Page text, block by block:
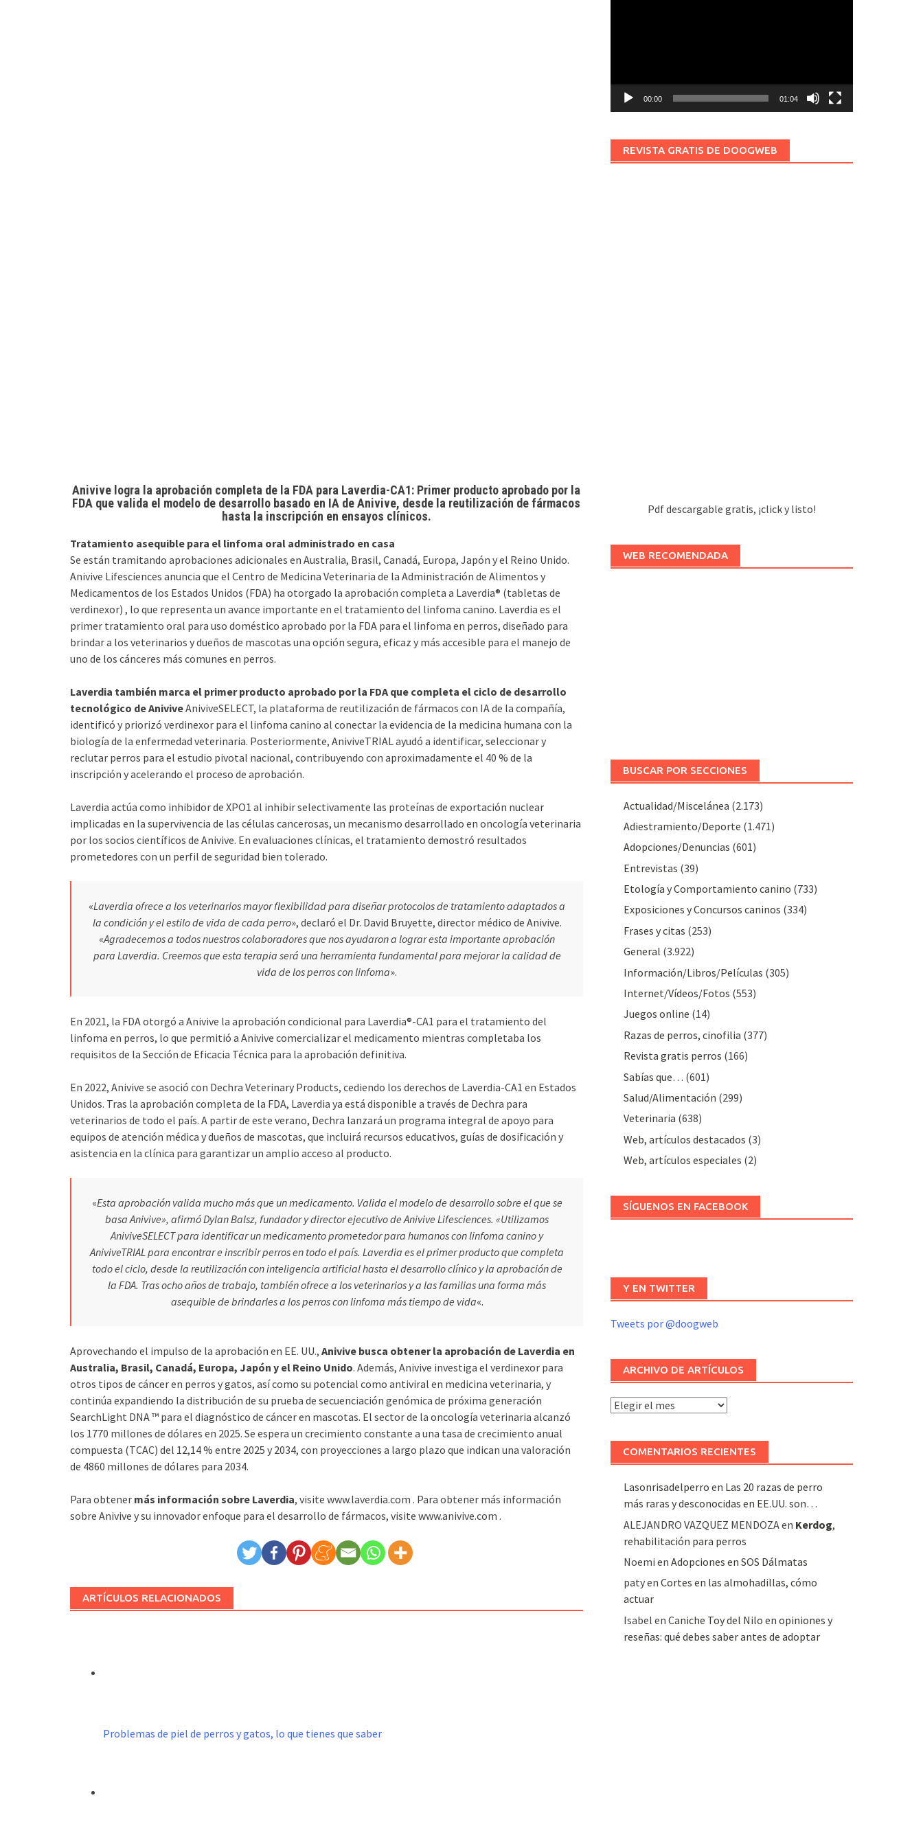
Anivive logra la aprobación completa de la FDA para Laverdia-CA1: Primer producto aprobado por la
FDA que valida el modelo de desarrollo basado en IA de Anivive, desde la reutilización de fármacos
hasta la inscripción en ensayos clínicos.
Tratamiento asequible para el linfoma oral administrado en casa
Se están tramitando aprobaciones adicionales en Australia, Brasil, Canadá, Europa, Japón y el Reino Unido.
Anivive Lifesciences anuncia que el Centro de Medicina Veterinaria de la Administración de Alimentos y
Medicamentos de los Estados Unidos (FDA) ha otorgado la aprobación completa a Laverdia® (tabletas de
verdinexor) , lo que representa un avance importante en el tratamiento del linfoma canino. Laverdia es el
primer tratamiento oral para uso doméstico aprobado por la FDA para el linfoma en perros, diseñado para
brindar a los veterinarios y dueños de mascotas una opción segura, eficaz y más accesible para el manejo de
uno de los cánceres más comunes en perros.
Laverdia también marca el primer producto aprobado por la FDA que completa el ciclo de desarrollo
tecnológico de AniviveAniviveSELECT, la plataforma de reutilización de fármacos con IA de la compañía,
identificó y priorizó verdinexor para el linfoma canino al conectar la evidencia de la medicina humana con la
biología de la enfermedad veterinaria. Posteriormente, AniviveTRIAL ayudó a identificar, seleccionar y
reclutar perros para el estudio pivotal nacional, contribuyendo con aproximadamente el 40 % de la
inscripción y acelerando el proceso de aprobación.
Laverdia actúa como inhibidor de XPO1 al inhibir selectivamente las proteínas de exportación nuclear
implicadas en la supervivencia de las células cancerosas, un mecanismo desarrollado en oncología veterinaria
por los socios científicos de Anivive. En evaluaciones clínicas, el tratamiento demostró resultados
prometedores con un perfil de seguridad bien tolerado.
«Laverdia ofrece a los veterinarios mayor flexibilidad para diseñar protocolos de tratamiento adaptados a
la condición y el estilo de vida de cada perro», declaró el Dr. David Bruyette, director médico de Anivive.
«Agradecemos a todos nuestros colaboradores que nos ayudaron a lograr esta importante aprobación
para Laverdia. Creemos que esta terapia será una herramienta fundamental para mejorar la calidad de
vida de los perros con linfoma».
En 2021, la FDA otorgó a Anivive la aprobación condicional para Laverdia®-CA1 para el tratamiento del
linfoma en perros, lo que permitió a Anivive comercializar el medicamento mientras completaba los
requisitos de la Sección de Eficacia Técnica para la aprobación definitiva.
En 2022, Anivive se asoció con Dechra Veterinary Products, cediendo los derechos de Laverdia-CA1 en Estados
Unidos. Tras la aprobación completa de la FDA, Laverdia ya está disponible a través de Dechra para
veterinarios de todo el país. A partir de este verano, Dechra lanzará un programa integral de apoyo para
equipos de atención médica y dueños de mascotas, que incluirá recursos educativos, guías de dosificación y
asistencia en la clínica para garantizar un amplio acceso al producto.
«Esta aprobación valida mucho más que un medicamento. Valida el modelo de desarrollo sobre el que se
basa Anivive», afirmó Dylan Balsz, fundador y director ejecutivo de Anivive Lifesciences. «Utilizamos
AniviveSELECT para identificar un medicamento prometedor para humanos con linfoma canino y
AniviveTRIAL para encontrar e inscribir perros en todo el país. Laverdia es el primer producto que completa
todo el ciclo, desde la reutilización con inteligencia artificial hasta el desarrollo clínico y la aprobación de
la FDA. Tras ocho años de trabajo, también ofrece a los veterinarios y a las familias una forma más
asequible de brindarles a los perros con linfoma más tiempo de vida«.
Aprovechando el impulso de la aprobación en EE. UU., Anivive busca obtener la aprobación de Laverdia en
Australia, Brasil, Canadá, Europa, Japón y el Reino Unido. Además, Anivive investiga el verdinexor para
otros tipos de cáncer en perros y gatos, así como su potencial como antiviral en medicina veterinaria, y
continúa expandiendo la distribución de su prueba de secuenciación genómica de próxima generación
SearchLight DNA ™ para el diagnóstico de cáncer en mascotas. El sector de la oncología veterinaria alcanzó
los 1770 millones de dólares en 2025. Se espera un crecimiento constante a una tasa de crecimiento anual
compuesta (TCAC) del 12,14 % entre 2025 y 2034, con proyecciones a largo plazo que indican una valoración
de 4860 millones de dólares para 2034.
Para obtener más información sobre Laverdia, visite www.laverdia.com . Para obtener más información
sobre Anivive y su innovador enfoque para el desarrollo de fármacos, visite www.anivive.com .
ARTÍCULOS RELACIONADOS
Problemas de piel de perros y gatos, lo que tienes que saber
00:00 01:04
REVISTA GRATIS DE DOOGWEB
Pdf descargable gratis, ¡click y listo!
WEB RECOMENDADA
BUSCAR POR SECCIONES
Actualidad/Miscelánea (2.173)
Adiestramiento/Deporte (1.471)
Adopciones/Denuncias (601)
Entrevistas (39)
Etología y Comportamiento canino (733)
Exposiciones y Concursos caninos (334)
Frases y citas (253)
General (3.922)
Información/Libros/Películas (305)
Internet/Vídeos/Fotos (553)
Juegos online (14)
Razas de perros, cinofilia (377)
Revista gratis perros (166)
Sabías que… (601)
Salud/Alimentación (299)
Veterinaria (638)
Web, artículos destacados (3)
Web, artículos especiales (2)
SÍGUENOS EN FACEBOOK
Y EN TWITTER
Tweets por @doogweb
ARCHIVO DE ARTÍCULOS
Archivo
artículos
COMENTARIOS RECIENTES
Lasonrisadelperro en Las 20 razas de perro
más raras y desconocidas en EE.UU. son…
ALEJANDRO VAZQUEZ MENDOZAen Kerdog,
rehabilitación para perros
Noemi en Adopciones en SOS Dálmatas
patyen Cortes en las almohadillas, cómo
actuar
Isabel en Caniche Toy del Nilo en opiniones y
reseñas: qué debes saber antes de adoptar